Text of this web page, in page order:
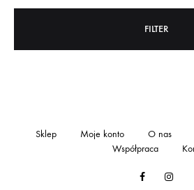
FILTER
Facebook
Sklep Moje konto O nas
Współpraca